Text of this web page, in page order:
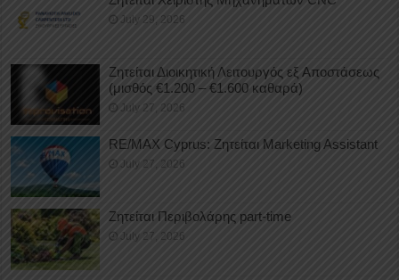
July 29, 2026
Ζητείται Διοικητική Λειτουργός εξ Αποστάσεως
(μισθός €1.200 – €1.600 καθαρά)
July 27, 2026
RE/MAX Cyprus: Ζητείται Marketing Assistant
July 27, 2026
Ζητείται Περιβολάρης part-time
July 27, 2026